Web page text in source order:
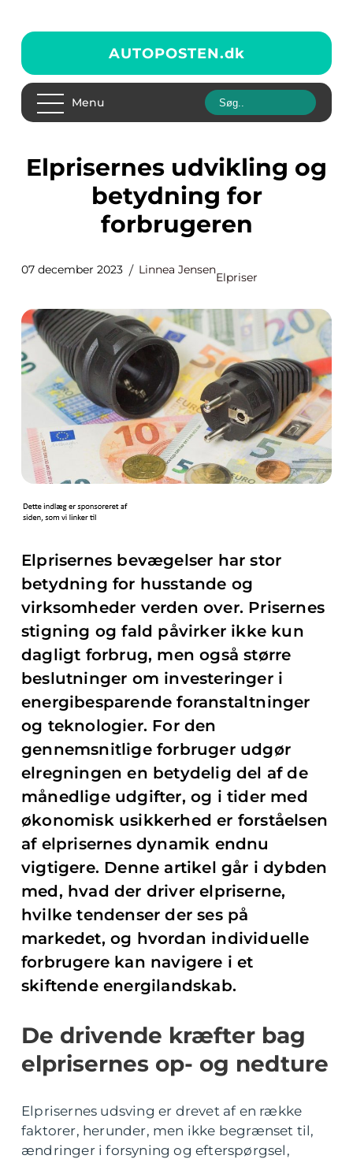
AUTOPOSTEN.dk
Menu
Elprisernes udvikling og
betydning for
forbrugeren
07 december 2023 Linnea Jensen
Elpriser
Elprisernes bevægelser har stor
betydning for husstande og
virksomheder verden over. Prisernes
stigning og fald påvirker ikke kun
dagligt forbrug, men også større
beslutninger om investeringer i
energibesparende foranstaltninger
og teknologier. For den
gennemsnitlige forbruger udgør
elregningen en betydelig del af de
månedlige udgifter, og i tider med
økonomisk usikkerhed er forståelsen
af elprisernes dynamik endnu
vigtigere. Denne artikel går i dybden
med, hvad der driver elpriserne,
hvilke tendenser der ses på
markedet, og hvordan individuelle
forbrugere kan navigere i et
skiftende energilandskab.
De drivende kræfter bag
elprisernes op- og nedture
Elprisernes udsving er drevet af en række
faktorer, herunder, men ikke begrænset til,
ændringer i forsyning og efterspørgsel,